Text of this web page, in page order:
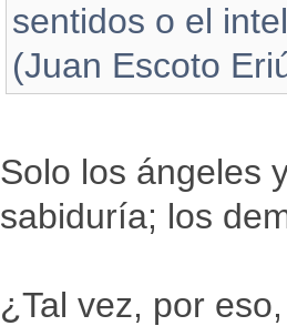
sentidos o el
(Juan Escoto
Solo los ángeles
sabiduría; los
¿Tal vez, por